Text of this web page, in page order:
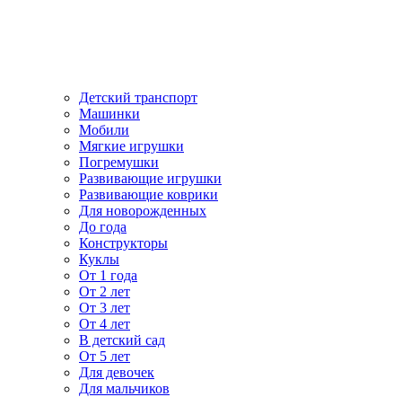
Детский транспорт
Машинки
Мобили
Мягкие игрушки
Погремушки
Развивающие игрушки
Развивающие коврики
Для новорожденных
До года
Конструкторы
Куклы
От 1 года
От 2 лет
От 3 лет
От 4 лет
В детский сад
От 5 лет
Для девочек
Для мальчиков